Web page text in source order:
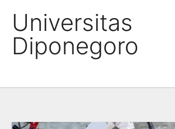
Universitas
Diponegoro